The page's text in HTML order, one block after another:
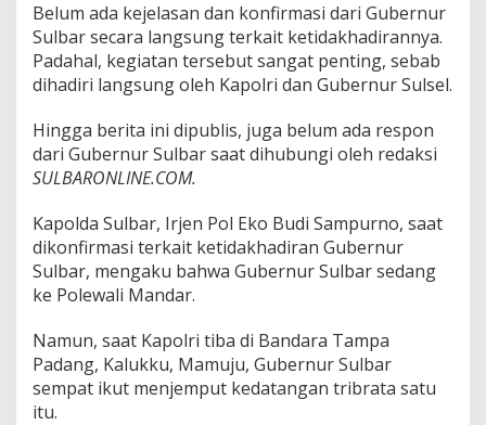
n
P
e
e
a
k
a
B
a
t
u
P
t
a
m
Belum ada kejelasan dan konfirmasi dari Gubernur
Sulbar secara langsung terkait ketidakhadirannya.
Padahal, kegiatan tersebut sangat penting, sebab
dihadiri langsung oleh Kapolri dan Gubernur Sulsel.
Hingga berita ini dipublis, juga belum ada respon
dari Gubernur Sulbar saat dihubungi oleh redaksi
SULBARONLINE.COM.
Kapolda Sulbar, Irjen Pol Eko Budi Sampurno, saat
dikonfirmasi terkait ketidakhadiran Gubernur
Sulbar, mengaku bahwa Gubernur Sulbar sedang
ke Polewali Mandar.
Namun, saat Kapolri tiba di Bandara Tampa
Padang, Kalukku, Mamuju, Gubernur Sulbar
sempat ikut menjemput kedatangan tribrata satu
itu.